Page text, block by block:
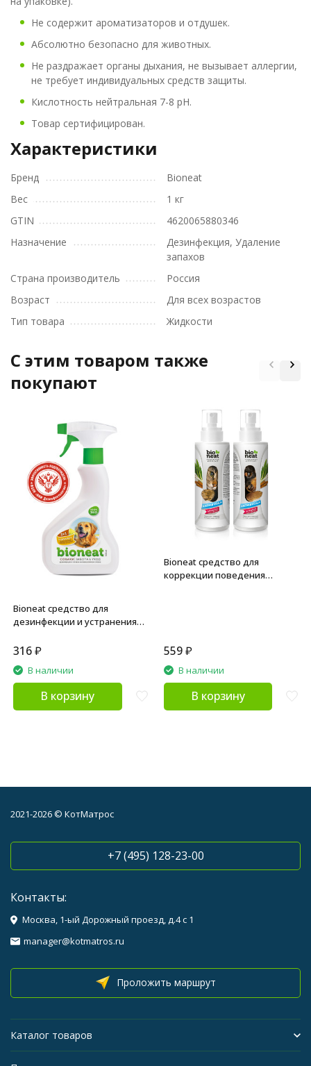
Не содержит ароматизаторов и отдушек.
Абсолютно безопасно для животных.
Не раздражает органы дыхания, не вызывает аллергии,
не требует индивидуальных средств защиты.
Кислотность нейтральная 7-8 pH.
Товар сертифицирован.
Характеристики
Бренд
Bioneat
Вес
1 кг
GTIN
4620065880346
Назначение
Дезинфекция, Удаление
запахов
Страна производитель
Россия
Возраст
Для всех возрастов
Тип товара
Жидкости
C этим товаром также
покупают
Bioneat средство для
дезинфекции и устранения
уход" - 500 мл
316₽
В наличии
В корзину
Bioneat средство для
коррекции поведения
559 ₽
В наличии
В корзину
2021-2026 © КотМатрос
+7 (495) 128-23-00
Контакты:
Москва, 1-ый Дорожный проезд, д.4 с 1
manager@kotmatros.ru
Проложить маршрут
Каталог товаров